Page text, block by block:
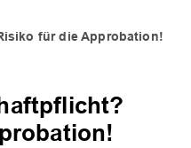
für die Approbation!